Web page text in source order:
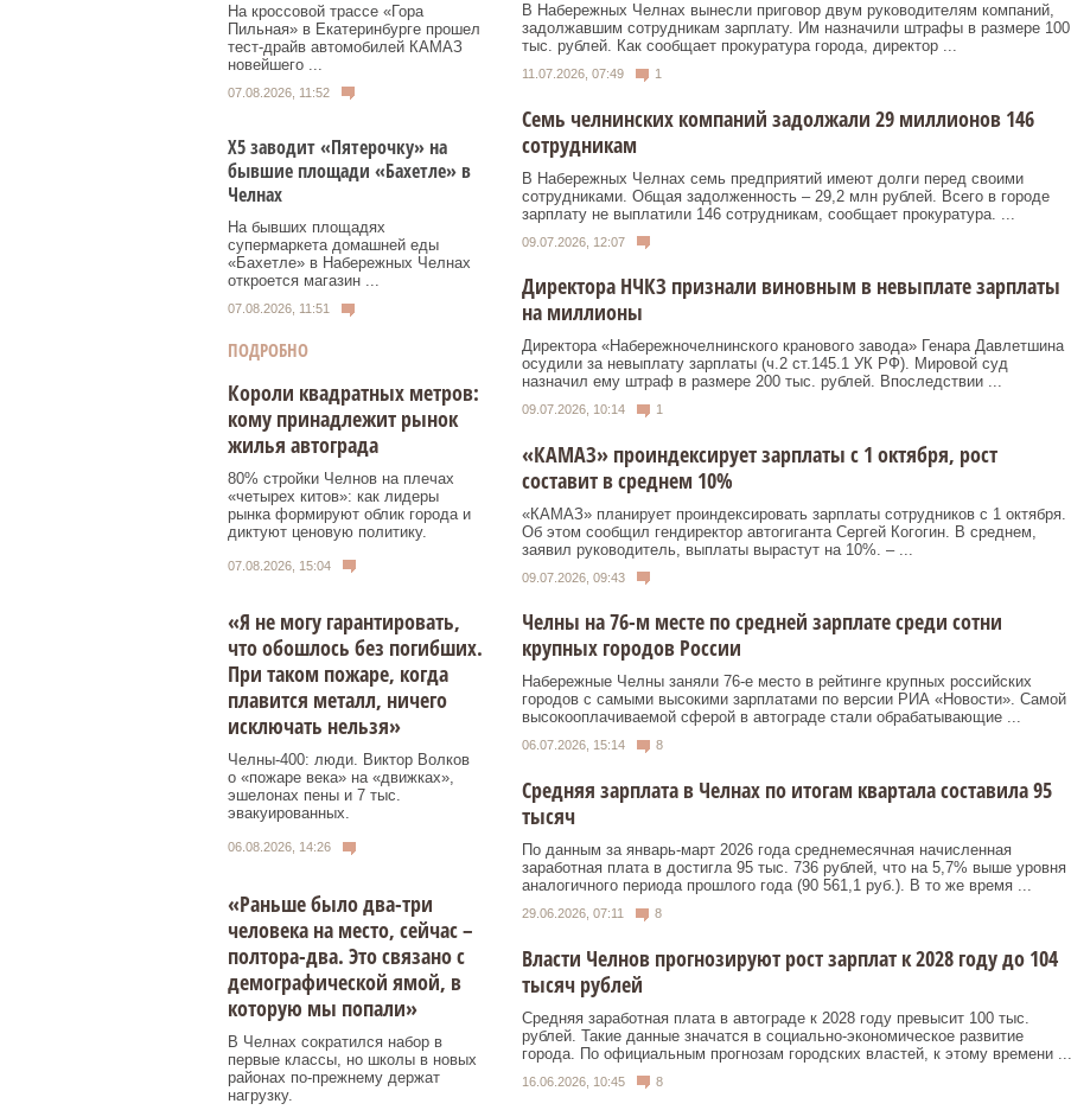
На кроссовой трассе «Гора
Пильная» в Екатеринбурге прошел
тест-драйв автомобилей КАМАЗ
новейшего ...
07.08.2026, 11:52
Х5 заводит «Пятерочку» на
бывшие площади «Бахетле» в
Челнах
На бывших площадях
супермаркета домашней еды
«Бахетле» в Набережных Челнах
откроется магазин ...
07.08.2026, 11:51
ПОДРОБНО
Короли квадратных метров:
кому принадлежит рынок
жилья автограда
80% стройки Челнов на плечах
«четырех китов»: как лидеры
рынка формируют облик города и
диктуют ценовую политику.
07.08.2026, 15:04
«Я не могу гарантировать,
что обошлось без погибших.
При таком пожаре, когда
плавится металл, ничего
исключать нельзя»
Челны-400: люди. Виктор Волков
о «пожаре века» на «движках»,
эшелонах пены и 7 тыс.
эвакуированных.
06.08.2026, 14:26
«Раньше было два-три
человека на место, сейчас –
полтора-два. Это связано с
демографической ямой, в
которую мы попали»
В Челнах сократился набор в
первые классы, но школы в новых
районах по-прежнему держат
нагрузку.
В Набережных Челнах вынесли приговор двум руководителям компаний,
задолжавшим сотрудникам зарплату. Им назначили штрафы в размере 100
тыс. рублей. Как сообщает прокуратура города, директор ...
11.07.2026, 07:49 1
Семь челнинских компаний задолжали 29 миллионов 146
сотрудникам
В Набережных Челнах семь предприятий имеют долги перед своими
сотрудниками. Общая задолженность – 29,2 млн рублей. Всего в городе
зарплату не выплатили 146 сотрудникам, сообщает прокуратура. ...
09.07.2026, 12:07
Директора НЧКЗ признали виновным в невыплате зарплаты
на миллионы
Директора «Набережночелнинского кранового завода» Генара Давлетшина
осудили за невыплату зарплаты (ч.2 ст.145.1 УК РФ). Мировой суд
назначил ему штраф в размере 200 тыс. рублей. Впоследствии ...
09.07.2026, 10:14 1
«КАМАЗ» проиндексирует зарплаты с 1 октября, рост
составит в среднем 10%
«КАМАЗ» планирует проиндексировать зарплаты сотрудников с 1 октября.
Об этом сообщил гендиректор автогиганта Сергей Когогин. В среднем,
заявил руководитель, выплаты вырастут на 10%. – ...
09.07.2026, 09:43
Челны на 76-м месте по средней зарплате среди сотни
крупных городов России
Набережные Челны заняли 76-е место в рейтинге крупных российских
городов с самыми высокими зарплатами по версии РИА «Новости». Самой
высокооплачиваемой сферой в автограде стали обрабатывающие ...
06.07.2026, 15:14 8
Средняя зарплата в Челнах по итогам квартала составила 95
тысяч
По данным за январь-март 2026 года среднемесячная начисленная
заработная плата в достигла 95 тыс. 736 рублей, что на 5,7% выше уровня
аналогичного периода прошлого года (90 561,1 руб.). В то же время ...
29.06.2026, 07:11 8
Власти Челнов прогнозируют рост зарплат к 2028 году до 104
тысяч рублей
Средняя заработная плата в автограде к 2028 году превысит 100 тыс.
рублей. Такие данные значатся в социально-экономическое развитие
города. По официальным прогнозам городских властей, к этому времени ...
16.06.2026, 10:45 8